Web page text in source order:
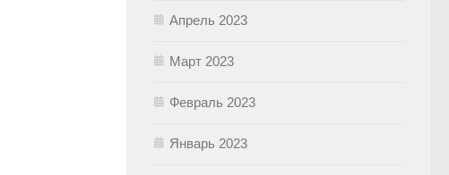
Апрель 2023
Март 2023
Февраль 2023
Январь 2023